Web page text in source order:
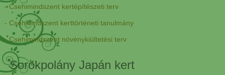
- Csehimindszent kertépítészeti terv
- Csehimndszent kerttörténeti tanulmány
- Csehimindszent növénykiültetési terv
Sorokpolány Japán kert